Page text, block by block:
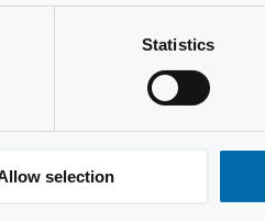
Statistics
selection